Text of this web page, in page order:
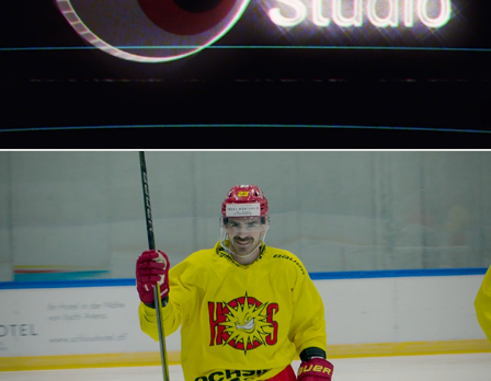
HC Sierre - estival
2024